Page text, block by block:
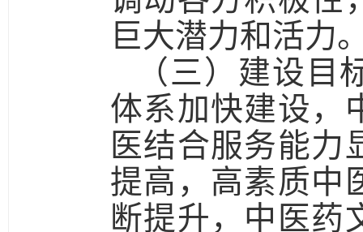
巨大潜力和活力
（三）建设目
体系加快建设，
医结合服务能力
提高，高素质中
断提升，中医药